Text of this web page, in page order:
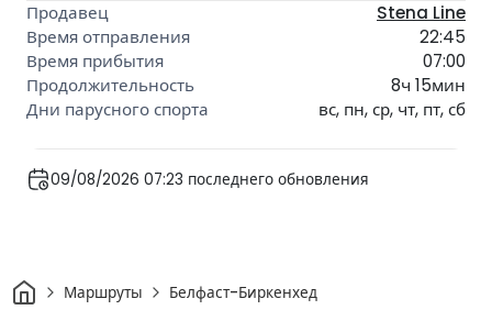
Stena Line
22:45
07:00
8ч 15мин
вс, пн, ср, чт, пт, сб
09/08/2026 07:23 последнего обновления
ДомМаршруты Белфаст-Биркенхед